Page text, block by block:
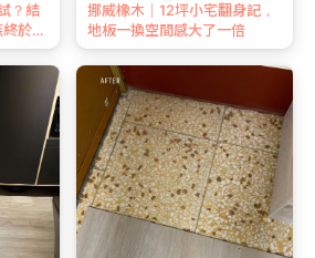
？結
於不
挪威橡木｜12坪小宅翻身記，
地板一換空間感大了一倍